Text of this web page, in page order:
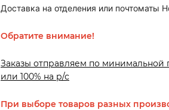
Доставка на отделения или почтоматы
Обратите внимание!
Заказы отправляем по минимальной
или 100% на р/с
При выборе товаров разных